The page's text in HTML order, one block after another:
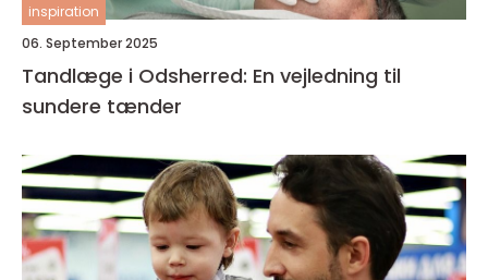
inspiration
06. September 2025
Tandlæge i Odsherred: En vejledning til
sundere tænder